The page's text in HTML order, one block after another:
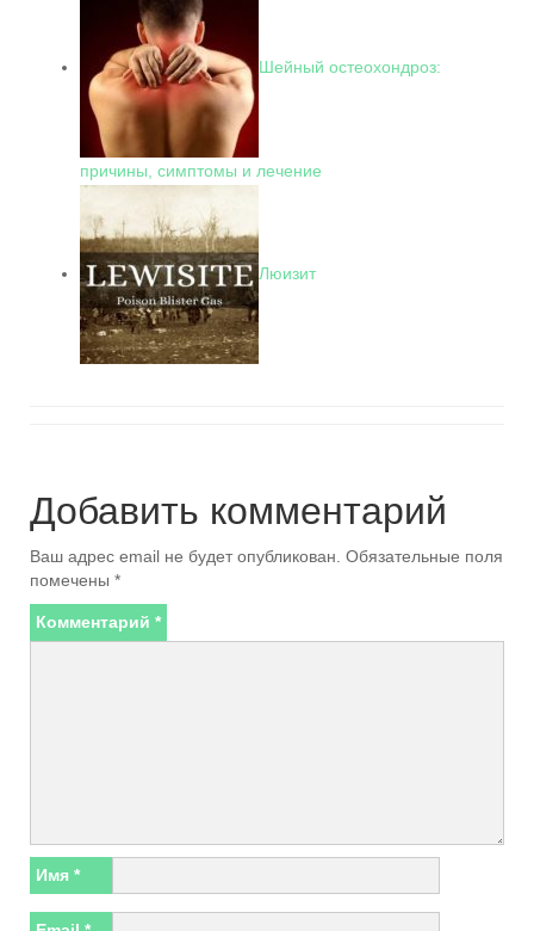
Шейный остеохондроз:
причины, симптомы и лечение
Люизит
Добавить комментарий
Ваш адрес email не будет опубликован. Обязательные поля
помечены *
Комментарий *
Имя *